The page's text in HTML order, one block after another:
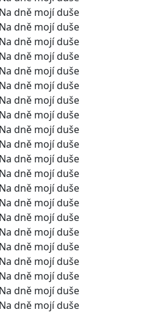
dně mojí duše
dně mojí duše
dně mojí duše
dně mojí duše
dně mojí duše
dně mojí duše
dně mojí duše
dně mojí duše
dně mojí duše
dně mojí duše
dně mojí duše
dně mojí duše
dně mojí duše
dně mojí duše
dně mojí duše
dně mojí duše
dně mojí duše
dně mojí duše
dně mojí duše
dně mojí duše
dně mojí duše